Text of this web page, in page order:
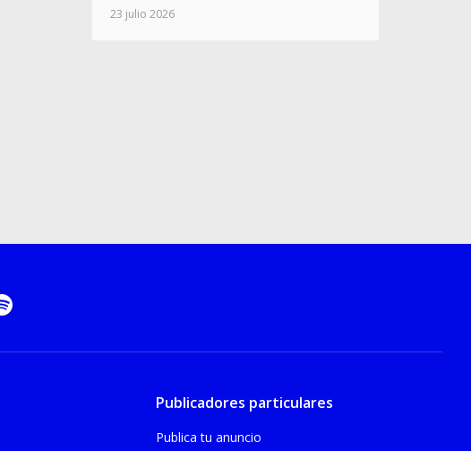
23 julio 2026
Publicadores particulares
Publica tu anuncio